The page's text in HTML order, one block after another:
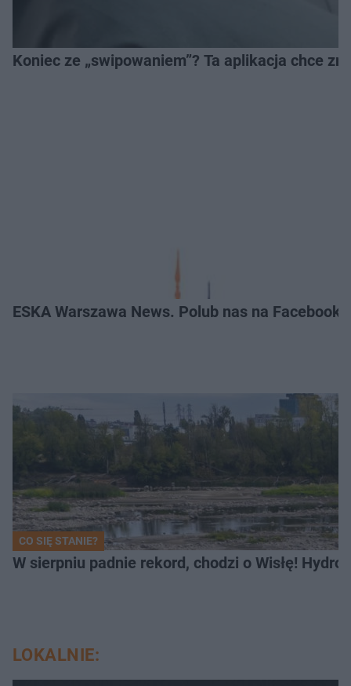
Koniec ze „swipowaniem”? Ta aplikacja chce
ESKA Warszawa News. Polub nas na
CO SIĘ STANIE?
W sierpniu padnie rekord, chodzi o Wisłę!
LOKALNIE: